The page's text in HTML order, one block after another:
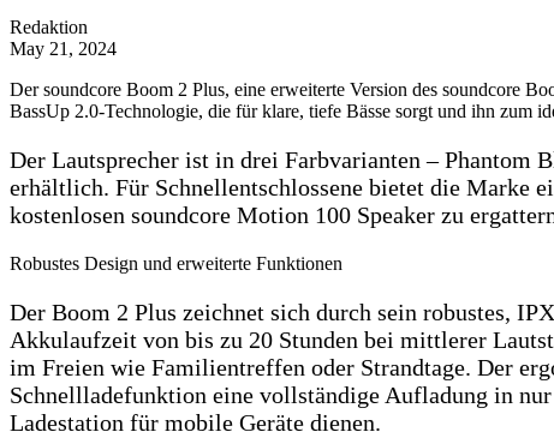
Redaktion
May 21, 2024
Der soundcore Boom 2 Plus, eine erweiterte Version des soundcore
BassUp 2.0-Technologie, die für klare, tiefe Bässe sorgt und ihn zum
Der Lautsprecher ist in drei Farbvarianten – Phantom
erhältlich. Für Schnellentschlossene bietet die Marke
kostenlosen soundcore Motion 100 Speaker zu
Robustes Design und erweiterte Funktionen
Der Boom 2 Plus zeichnet sich durch sein robustes,
Akkulaufzeit von bis zu 20 Stunden bei mittlerer
im Freien wie Familientreffen oder Strandtage. Der
Schnellladefunktion eine vollständige Aufladung in
Ladestation für mobile Geräte dienen.